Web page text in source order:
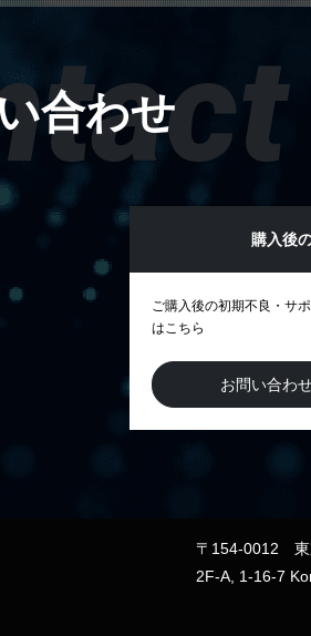
合わせ
購入後
ご購入後の初期不良・サ
はこちら
お問い合わ
〒154-0012 東
2F-A, 1-16-7